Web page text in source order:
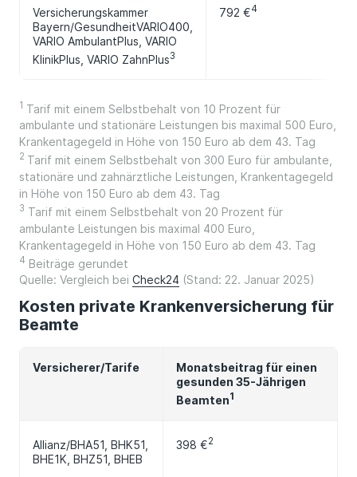
Versicherungskammer
Bayern/GesundheitVARIO400,
VARIO AmbulantPlus, VARIO
KlinikPlus, VARIO ZahnPlus3
792 €4
1 Tarif mit einem Selbstbehalt von 10 Prozent für
ambulante und stationäre Leistungen bis maximal 500 Euro,
Krankentagegeld in Höhe von 150 Euro ab dem 43. Tag
2 Tarif mit einem Selbstbehalt von 300 Euro für ambulante,
stationäre und zahnärztliche Leistungen, Krankentagegeld
in Höhe von 150 Euro ab dem 43. Tag
3 Tarif mit einem Selbstbehalt von 20 Prozent für
ambulante Leistungen bis maximal 400 Euro,
Krankentagegeld in Höhe von 150 Euro ab dem 43. Tag
4 Beiträge gerundet
Quelle: Vergleich bei Check24 ​​​​​​​ (Stand: 22. Januar 2025)
Kosten private Krankenversicherung für
Beamte
Versicherer/Tarife
Monatsbeitrag für einen
gesunden 35-Jährigen
Beamten1
Allianz/BHA51, BHK51,
BHE1K, BHZ51, BHEB
398 €2